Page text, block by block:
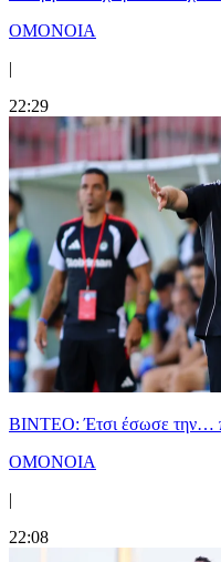
ΟΜΟΝΟΙΑ
|
22:29
ΒΙΝΤΕΟ: Έτσι έσωσε την…
ΟΜΟΝΟΙΑ
|
22:08